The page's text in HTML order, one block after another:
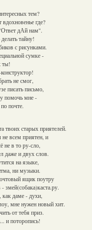
тем?
где?
дАй нам".
тайну!
с рисунками.
сумке -
ты!
не смог,
писать письмо,
помочь мне -
почте.
твоих старых приятелей.
не всем приятен, и
не в то ру-сло,
даже и двух слов.
на языке,
ни музыки.
ящик поутру
змей(собака)каста.ру.
как даме - духи,
мне нужен новый хит.
от тебя приз.
и поторопись!